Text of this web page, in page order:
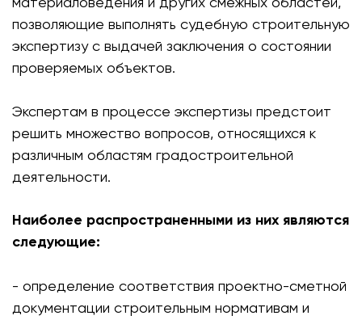
позволяющие выполнять судебную строительную
экспертизу с выдачей заключения о состоянии
проверяемых объектов.
Экспертам в процессе экспертизы предстоит
решить множество вопросов, относящихся к
различным областям градостроительной
деятельности.
Наиболее распространенными из них являются
следующие:
- определение соответствия проектно-сметной
документации строительным нормативам и